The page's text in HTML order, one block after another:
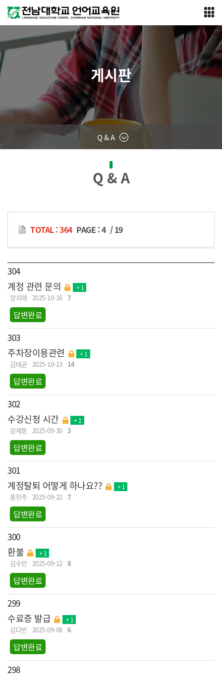
Q & A
게시판
Q & A
TOTAL : 364 PAGE :4 /19
304
계정 관련 문의 + 1
양지애 2025-10-16 7
답변완료
303
주차장이용관련 + 1
김태균 2025-10-13 14
답변완료
302
수강신청 시간 + 1
강재동 2025-09-30 3
답변완료
301
계정탈퇴 어떻게 하나요?? + 1
홍민주 2025-09-22 7
답변완료
300
환불 + 1
김수민 2025-09-12 8
답변완료
299
수료증 발급 + 1
김다빈 2025-09-08 6
답변완료
298